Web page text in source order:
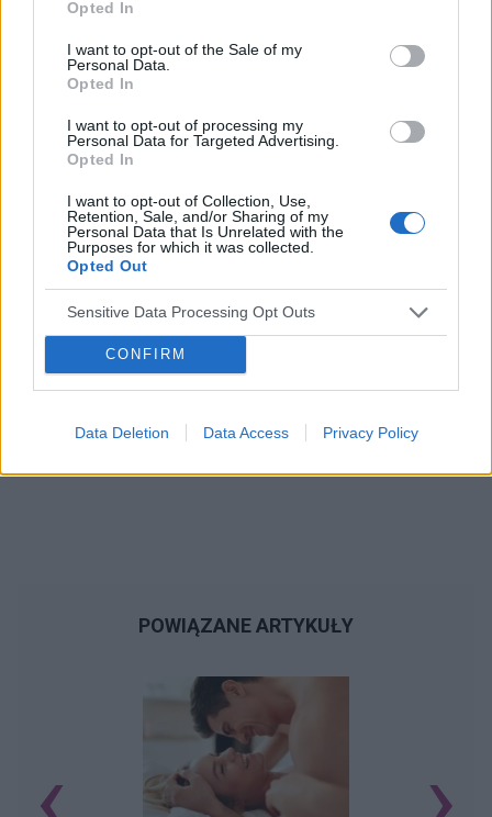
Opted In
I want to opt-out of the Sale of my
Personal Data.
Opted In
I want to opt-out of processing my
Personal Data for Targeted Advertising.
Opted In
I want to opt-out of Collection, Use,
Retention, Sale, and/or Sharing of my
Personal Data that Is Unrelated with the
Purposes for which it was collected.
Opted Out
Sensitive Data Processing Opt Outs
CONFIRM
Data Deletion Data Access Privacy Policy
POWIĄZANE
Tematy miesiączka
ciąża test ciążowy okres
Reklama:
POWIĄZANE ARTYKUŁY